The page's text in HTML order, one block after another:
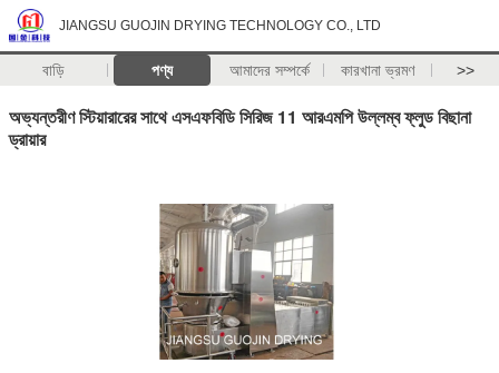
JIANGSU GUOJIN DRYING TECHNOLOGY CO., LTD
বাড়ি পণ্য আমাদের সম্পর্কে কারখানা ভ্রমণ >>
অভ্যন্তরীণ স্টিয়ারারের সাথে এসএফবিডি সিরিজ 11 আরএমপি উল্লম্ব ফ্লুড বিছানা
ড্রায়ার